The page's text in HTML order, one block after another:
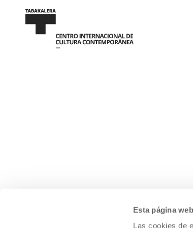
Esta página
Las cookies de